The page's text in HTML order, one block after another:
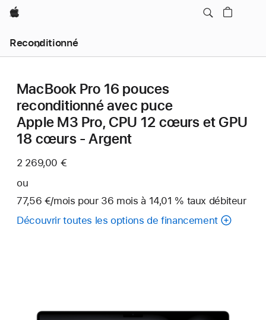
Apple
Reconditionné
MacBook Pro 16 pouces
reconditionné avec puce
Apple M3 Pro, CPU 12 cœurs et GPU
18 cœurs - Argent
2 269,00 €
ou
77,56 €/mois par
mois
pour 36 mois mois
à 14,01 % taux débiteur
Découvrir toutes les options de financement